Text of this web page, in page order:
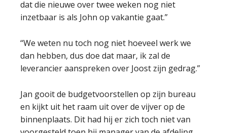
dat die nieuwe over twee weken nog niet
inzetbaar is als John op vakantie gaat.”
“We weten nu toch nog niet hoeveel werk we
dan hebben, dus doe dat maar, ik zal de
leverancier aanspreken over Joost zijn gedrag.”
Jan gooit de budgetvoorstellen op zijn bureau
en kijkt uit het raam uit over de vijver op de
binnenplaats. Dit had hij er zich toch niet van